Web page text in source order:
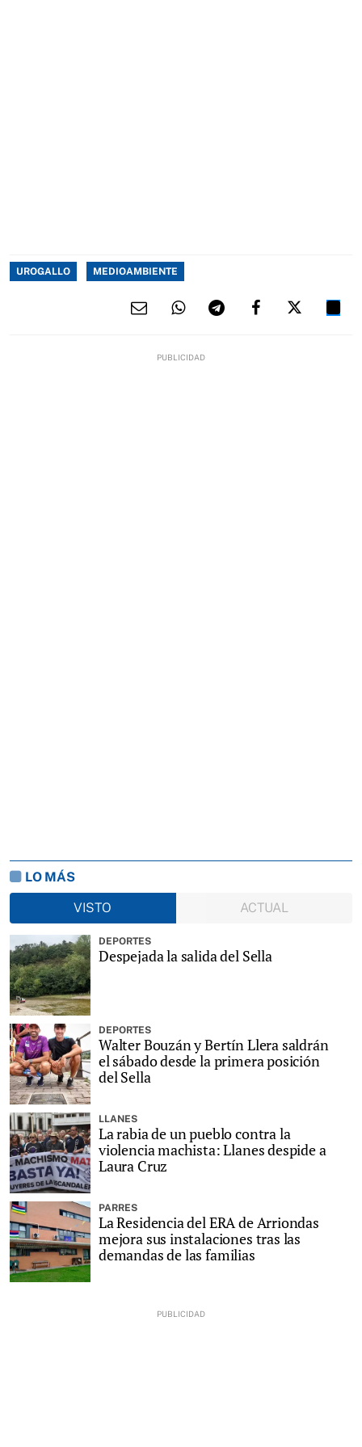
UROGALLO MEDIOAMBIENTE
LO MÁS
VISTO
ACTUAL
DEPORTES
Despejada la salida del Sella
DEPORTES
Walter Bouzán y Bertín Llera saldrán
el sábado desde la primera posición
del Sella
LLANES
La rabia de un pueblo contra la
violencia machista: Llanes despide a
Laura Cruz
PARRES
La Residencia del ERA de Arriondas
mejora sus instalaciones tras las
demandas de las familias